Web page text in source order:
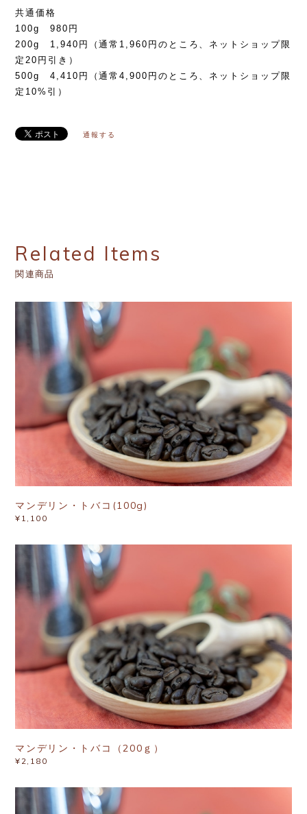
共通価格
100g 980円
200g 1,940円（通常1,960円のところ、ネットショップ限
定20円引き）
500g 4,410円（通常4,900円のところ、ネットショップ限
定10%引）
通報する
Related Items
関連商品
マンデリン・トバコ(100g)
¥1,100
マンデリン・トバコ（200ｇ）
¥2,180